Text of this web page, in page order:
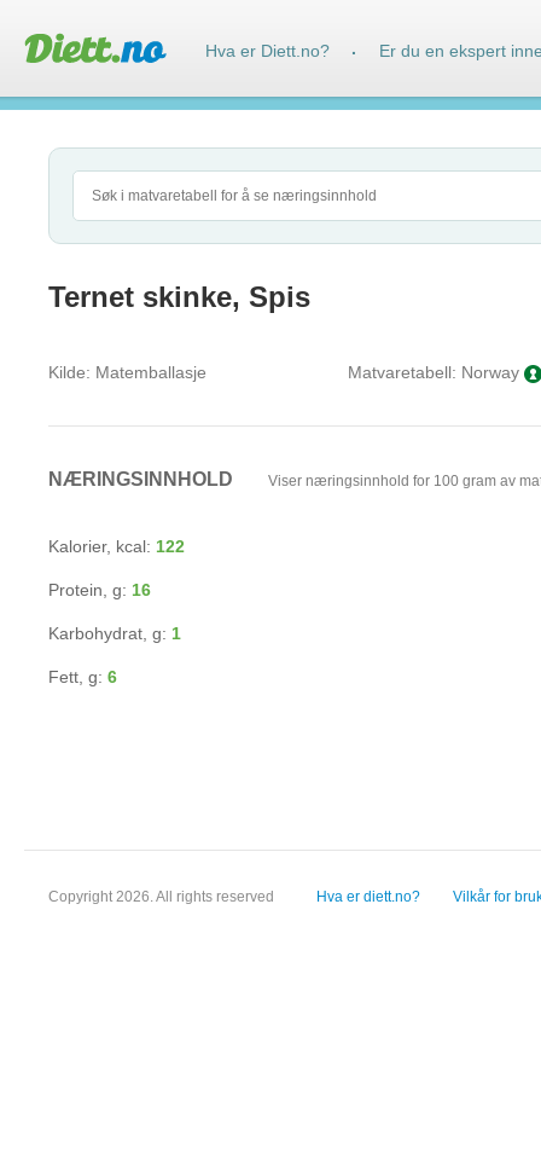
Ternet skinke, Spis
Kilde: Matemballasje Matvaretabell: Norway
NÆRINGSINNHOLD Viser næringsinnhold for 100 gram av
Kalorier, kcal: 122
Protein, g: 16
Karbohydrat, g: 1
Fett, g: 6
Copyright 2026. All rights reserved Hva er diett.no? Vilkår for
Hva er Diett.no? · Er du en ekspert